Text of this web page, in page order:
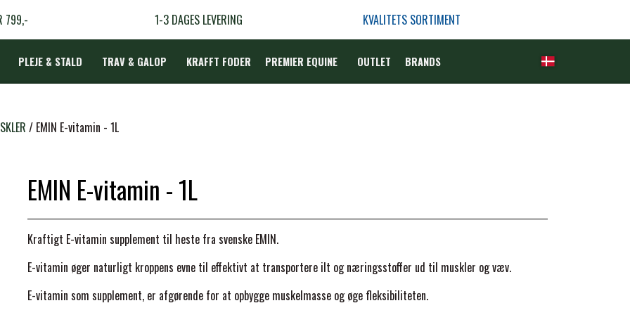
799,- 1-3 DAGES LEVERING KVALITETS SORTIMENT
PLEJE & STALD TRAV & GALOP KRAFFT FODER PREMIER EQUINE OUTLET BRANDS
EMIN E-vitamin - 1L
EMIN E-vitamin - 1L
Kraftigt E-vitamin supplement til heste fra svenske EMIN.
E-vitamin øger naturligt kroppens evne til effektivt at transportere ilt og næringsstoffer ud til muskler og væv.
E-vitamin som supplement, er afgørende for at opbygge muskelmasse og øge fleksibiliteten.